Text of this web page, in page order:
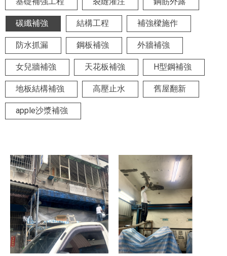
碳纖補強 結構工程 補強樑施作
防水抓漏 鋼板補強 外牆補強
女兒牆補強 天花板補強 H型鋼補強
地板結構補強 高壓止水 舊屋翻新
apple沙漿補強